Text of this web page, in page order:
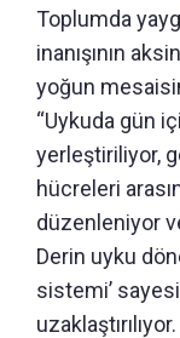
Toplumda
inanışının
yoğun
“Uykuda gün
yerleştiriliyor,
hücreleri
düzenleniyor
Derin uyku
sistemi’